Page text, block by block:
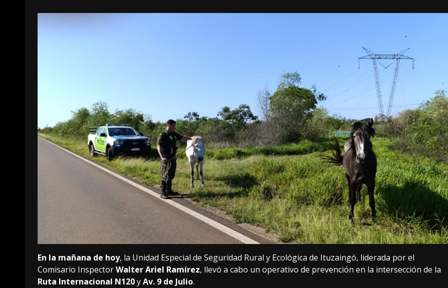
En la mañana de hoy, la Unidad Especial de Seguridad Rural y Ecológica de Ituzaingó, liderada por el
Comisario InspectorWalter Ariel Ramírez, llevó a cabo un operativo de prevención en la intersección de la
Ruta Internacional N120yAv. 9 de Julio.